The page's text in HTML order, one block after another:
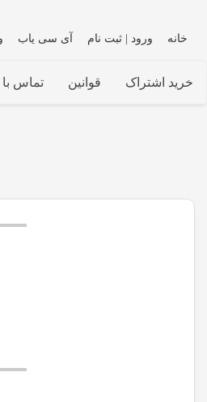
خانه ورود | ثبت نام آی سی یاب
خرید اشتراک قوانین تماس با